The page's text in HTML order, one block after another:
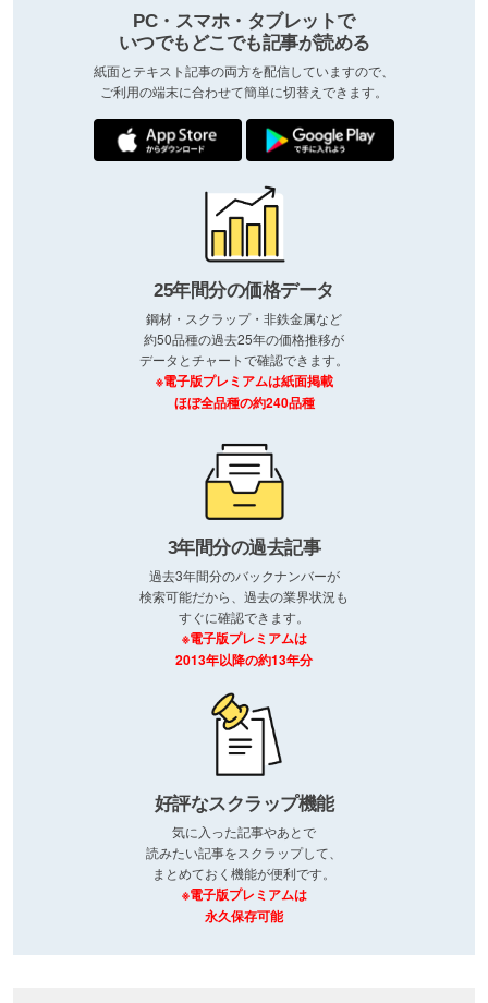
PC・スマホ・タブレットで
いつでもどこでも記事が読める
紙面とテキスト記事の両方を配信していますので、
ご利用の端末に合わせて簡単に切替えできます。
25年間分の価格データ
鋼材・スクラップ・非鉄金属など
約50品種の過去25年の価格推移が
データとチャートで確認できます。
※電子版プレミアムは紙面掲載
ほぼ全品種の約240品種
3年間分の過去記事
過去3年間分のバックナンバーが
検索可能だから、過去の業界状況も
すぐに確認できます。
※電子版プレミアムは
2013年以降の約13年分
好評なスクラップ機能
気に入った記事やあとで
読みたい記事をスクラップして、
まとめておく機能が便利です。
※電子版プレミアムは
永久保存可能